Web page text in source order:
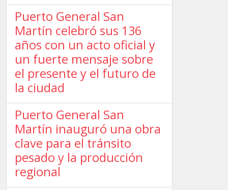
Puerto General San
Martín celebró sus 136
años con un acto oficial y
un fuerte mensaje sobre
el presente y el futuro de
la ciudad
Puerto General San
Martín inauguró una obra
clave para el tránsito
pesado y la producción
regional